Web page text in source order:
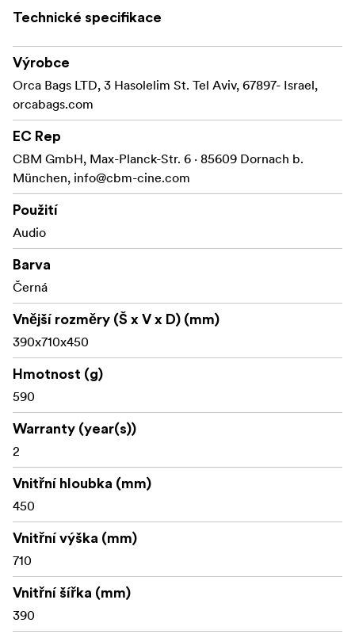
Technické specifikace
Výrobce
Orca Bags LTD, 3 Hasolelim St. Tel Aviv, 67897- Israel,
orcabags.com
EC Rep
CBM GmbH, Max-Planck-Str. 6 · 85609 Dornach b.
München, info@cbm-cine.com
Použití
Audio
Barva
Černá
Vnější rozměry (Š x V x D) (mm)
390x710x450
Hmotnost (g)
590
Warranty (year(s))
2
Vnitřní hloubka (mm)
450
Vnitřní výška (mm)
710
Vnitřní šířka (mm)
390